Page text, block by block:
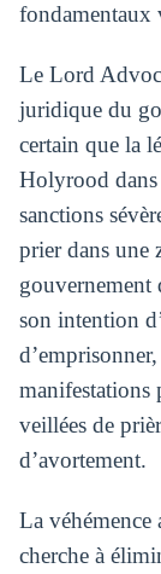
fondamentaux
Le Lord
juridique du
certain que la
Holyrood dans
sanctions
prier dans une
gouvernement
son intention
manifestations
veillées de
d’avortement.
La véhémence
cherche à